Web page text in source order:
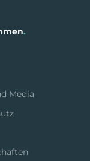
.
Media